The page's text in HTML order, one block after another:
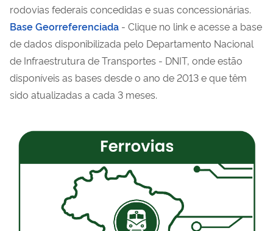
rodovias federais concedidas e suas concessionárias.
Base Georreferenciada - Clique no link e acesse a base
de dados disponibilizada pelo Departamento Nacional
de Infraestrutura de Transportes - DNIT, onde estão
disponíveis as bases desde o ano de 2013 e que têm
sido atualizadas a cada 3 meses.